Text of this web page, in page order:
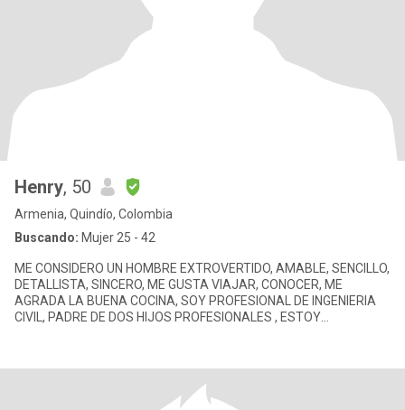
Henry, 50
Armenia, Quindío, Colombia
Buscando: Mujer 25 - 42
ME CONSIDERO UN HOMBRE EXTROVERTIDO, AMABLE, SENCILLO,
DETALLISTA, SINCERO, ME GUSTA VIAJAR, CONOCER, ME
AGRADA LA BUENA COCINA, SOY PROFESIONAL DE INGENIERIA
CIVIL, PADRE DE DOS HIJOS PROFESIONALES , ESTOY